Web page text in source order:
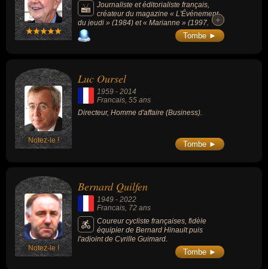
Journaliste et éditorialiste français,
créateur du magazine « L'Événement
du jeudi » (1984) et « Marianne » (1997,
dont il est le directeur jusqu'en 2007).
+
+
Tombe ►
Notez-le !
Luc Oursel
1959 - 2014
Francais , 55 ans
Directeur, Homme d'affaire (Business).
Tombe ►
Notez-le !
Bernard Quilfen
1949 - 2022
Francais, 72 ans
Coureur cycliste françaises, fidèle
équipier de Bernard Hinault puis
l'adjoint de Cyrille Guimard.
Tombe ►